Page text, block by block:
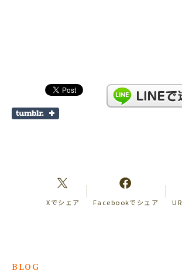
Xでシェア Facebookでシェア
BLOG